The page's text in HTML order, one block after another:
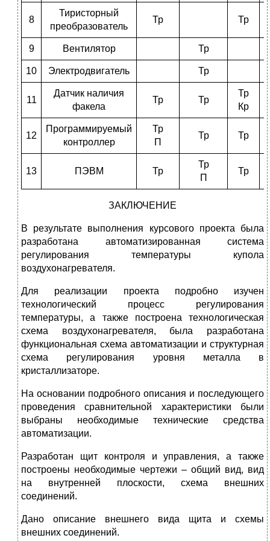
8
Тиристорный
преобразователь
Тр Тр
9 Вентилятор Тр
10 Электродвигатель Тр
11
Датчик наличия
факела
Тр Тр
Тр
Кр
12
Программируемый
контроллер
Тр
П
Тр Тр
13 ПЭВМ Тр
Тр
П
Тр
ЗАКЛЮЧЕНИЕ
В результате выполнения курсового проекта была
разработана автоматизированная система
регулирования температуры купола
воздухонагревателя.
Для реализации проекта подробно изучен
технологический процесс регулирования
температуры, а также построена технологическая
схема воздухонагревателя, была разработана
функциональная схема автоматизации и структурная
схема регулирования уровня металла в
кристаллизаторе.
На основании подробного описания и последующего
проведения сравнительной характеристики были
выбраны необходимые технические средства
автоматизации.
Разработан щит контроля и управления, а также
построены необходимые чертежи – общий вид, вид
на внутренней плоскости, схема внешних
соединений.
Дано описание внешнего вида щита и схемы
внешних соединений.